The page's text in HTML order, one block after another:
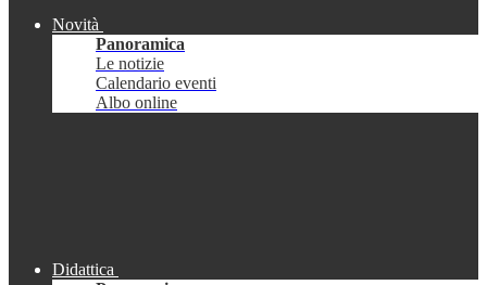
Novità
Panoramica
Le notizie
Calendario eventi
Albo online
Didattica